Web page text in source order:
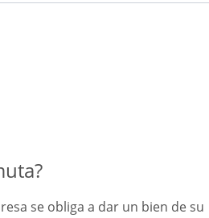
se obliga a dar un bien de su